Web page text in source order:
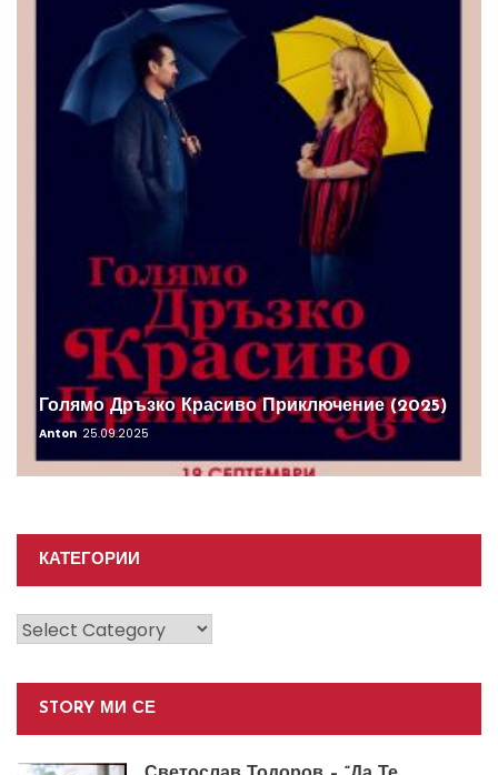
Голямо Дръзко Красиво Приключение (2025)
Anton 25.09.2025
КАТЕГОРИИ
Категории
STORY МИ СЕ